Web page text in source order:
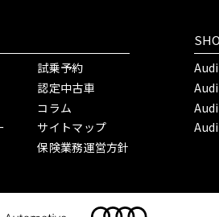
試乗予約
認定中古車
コラム
サイトマップ
保険業務運営方針